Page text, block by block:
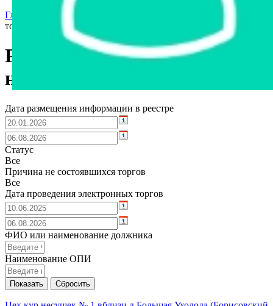
Главная страница
торгов
Реестр несостоявшихся и
непроведенных торгов
Дата размещения информации в реестре
Статус
Все
Причина не состоявшихся торгов
Все
Дата проведения электронных торгов
ФИО или наименование должника
Наименование ОПИ